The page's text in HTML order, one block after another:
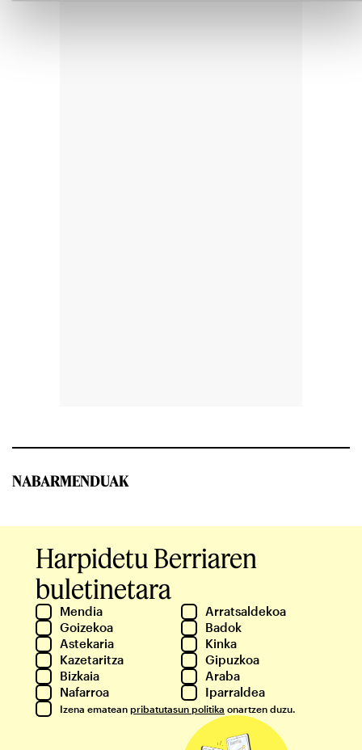
NABARMENDUAK
Harpidetu Berriaren
buletinetara
Mendia
Arratsaldekoa
Goizekoa
Badok
Astekaria
Kinka
Kazetaritza
Gipuzkoa
Bizkaia
Araba
Nafarroa
Iparraldea
Izena ematean pribatutasun politika onartzen duzu.